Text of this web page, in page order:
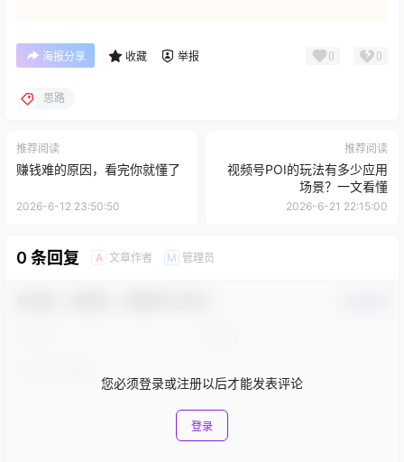
海报分享 收藏 举报 0 0
思路
推荐阅读
赚钱难的原因，看完你就懂了
2026-6-12 23:50:50
推荐阅读
视频号POI的玩法有多少应用
场景？一文看懂
2026-6-21 22:15:00
0 条回复 A 文章作者 M 管理员
您必须登录或注册以后才能发表评论
登录